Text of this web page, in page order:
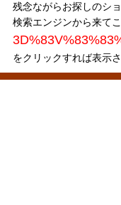
残念ながらお探しのシ
検索エンジンから来て
をクリックすれば表示さ